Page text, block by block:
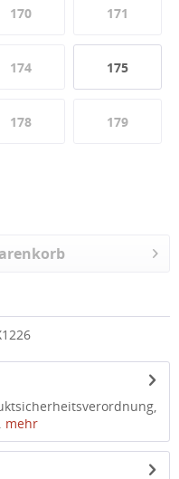
170 171
174 175
178 179
mehr